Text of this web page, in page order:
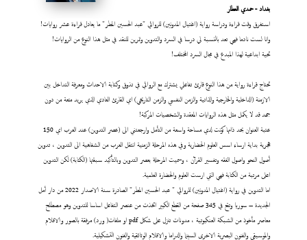
بغداد - حمدي العطار
استغرق وقت قراءة ودراسة رواية (اغتيال المدونين) للروائي "عبد الحسين المطر" ما يعادل قراءة عشر روايات!
وانا لست نادما فهي تعد بالنسبة لي درسا في السرد والتدوين وتمرين للنقد في مثل هذا النوع من الروايات!
تحية ابداعية لهذا المبدع في مجال السرد المختلف!
تحتاج قراءة رواية من هذا النوع قارئ تفاعلي يشترك مع الروائي في تذوق وكتابة الاحداث ومعرفة التداخل بين
الازمنة (الداخلية والخارجية والذاتية والزمن النفسي والزمن التاريخي) اي القارئ العادي الذي يريد متعة من دون
جهد قد لا يكمل مثل هذه الروايات المعقدة والشخصيات المركبة!
عتبة العنوان بحد ذاتها كونت لدي مساحة واسعة من التأمل وارجعتني الى (عصر التدوين) عند العرب اي 150
هجرية بداية ارساء اسس العلوم الحضارية وفي هذه المرحلة الزمنية انتقل العرب من الشفاهية الى التدوين ، تدوين
أصول النحو واصول الفقه وتفسير القرآن ، وسميت المرحلة بعصر التدوين وبالتأكيد سبقتها (الكتابة) لكن التدوين
اعلى مرتبة من الكتابة فهي التي ارست العلوم والحضارة العلمية.
اما التدوين في رواية (اغتيال المدونين) للروائي " عبد الحسين المطر" الصادرة سنة الاصدار 2022 من دار أمل
الجديدة – سوريا وتقع في 345 صفحة من القطع الكبير اتخذت من عنصر التفاعل اساسا للتدوين وهو مصطلح
معاصر مأخوذ من الشبكة العنكبوتية ، مدونات تنزل على شكل pdf او ملفات( ورد) مرفقة بالصور والافلام
والموسيقى والفنون البصرية الاخرى السينما والدراما والافلام الوثائقية والفنون التشكيلية.